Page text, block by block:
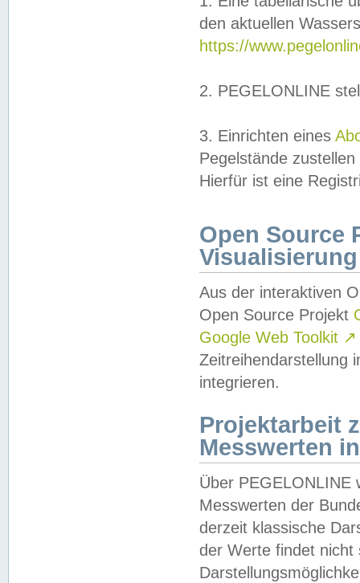
den aktuellen
https://
2. PEGELONLINE
3. Einrichten eines
Pegelstände
Hierfür ist eine
Open Source
Visualisierung
Aus der interaktiven
Open Source Projekt
Google Web Toolkit ↗
Zeitreihendarstellung
integrieren.
Projektarbeit
Messwerten
Über PEGELONLINE
Messwerten der
derzeit klassische
der Werte findet